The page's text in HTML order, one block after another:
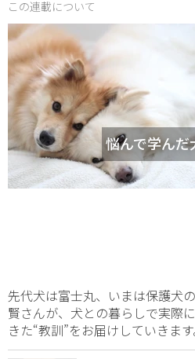
この連載について
悩んで学んだ
先代犬は富士丸、いまは保護犬
賢さんが、犬との暮らしで実際
きた“教訓”をお届けしていきます